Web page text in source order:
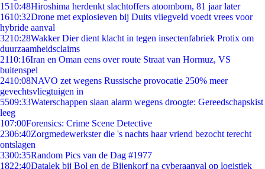
1510:48Hiroshima herdenkt slachtoffers atoombom, 81 jaar later
1610:32Drone met explosieven bij Duits vliegveld voedt vrees voor
hybride aanval
3210:28Wakker Dier dient klacht in tegen insectenfabriek Protix om
duurzaamheidsclaims
2110:16Iran en Oman eens over route Straat van Hormuz, VS
buitenspel
2410:08NAVO zet wegens Russische provocatie 250% meer
gevechtsvliegtuigen in
5509:33Waterschappen slaan alarm wegens droogte: Gereedschapskist
leeg
107:00Forensics: Crime Scene Detective
2306:40Zorgmedewerkster die 's nachts haar vriend bezocht terecht
ontslagen
3300:35Random Pics van de Dag #1977
1822:40Datalek bij Bol en de Bijenkorf na cyberaanval op logistiek